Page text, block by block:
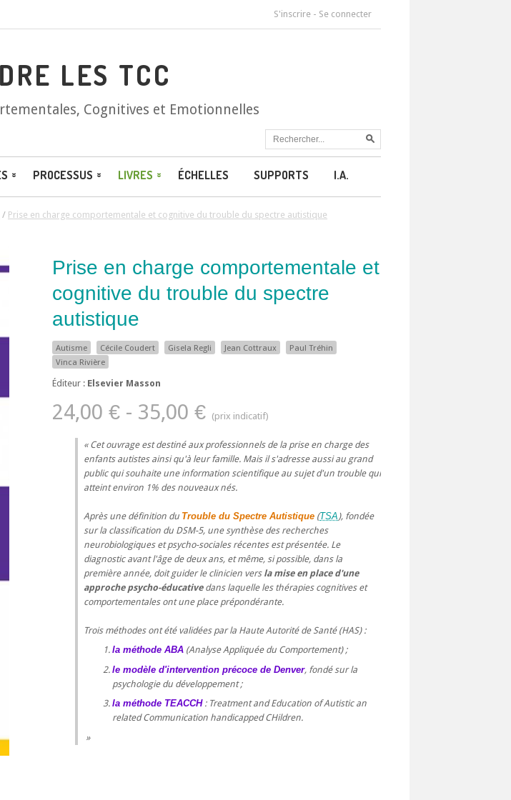
S'inscrire - Se connecter
LES TCC
Cognitives et Emotionnelles
PROCESSUS LIVRES ÉCHELLES SUPPORTS I.A.
/ Prise en charge comportementale et cognitive du trouble du spectre autistique
Prise en charge comportementale et
cognitive du trouble du spectre
autistique
Autisme Cécile Coudert Gisela Regli Jean Cottraux
Paul Tréhin
Vinca Rivière
Éditeur : Elsevier Masson
24,00 € - 35,00 €
Cet ouvrage est destiné aux professionnels de la prise en charge des
enfants autistes ainsi qu'à leur famille. Mais il s'adresse aussi au grand
public qui souhaite une information scientifique au sujet d'un trouble qui
atteint environ 1% des nouveaux nés.
Après une définition du Trouble du Spectre Autistique (TSA ), fondée
sur la classification du DSM-5, une synthèse des recherches
neurobiologiques et psycho-sociales récentes est présentée. Le
diagnostic avant l'âge de deux ans, et même, si possible, dans la
première année, doit guider le clinicien vers la mise en place d'une
approche psycho-éducativedans laquelle les thérapies cognitives et
comportementales ont une place prépondérante.
Trois méthodes ont été validées par la Haute Autorité de Santé (HAS) :
la méthode ABA (Analyse Appliquée du Comportement) ;
le modèle d'intervention précoce de Denver, fondé sur la
psychologie du développement ;
la méthode TEACCH: Treatment and Education of Autistic an
related Communication handicapped CHildren.